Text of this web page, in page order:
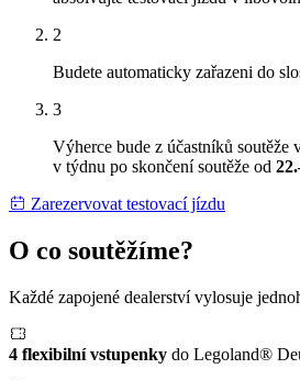
2
Budete automaticky zařazeni do
3
Výherce bude z účastníků soutěže
v týdnu po skončení soutěže od
Zarezervovat testovací jízdu
O co soutěžíme?
Každé zapojené dealerství vylosuje
4 flexibilní vstupenky do Legoland®